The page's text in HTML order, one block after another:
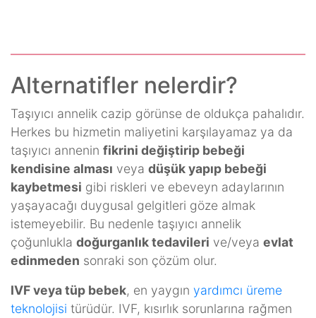
Alternatifler nelerdir?
Taşıyıcı annelik cazip görünse de oldukça pahalıdır.
Herkes bu hizmetin maliyetini karşılayamaz ya da
taşıyıcı annenin fikrini değiştirip bebeği
kendisine alması veya düşük yapıp bebeği
kaybetmesi gibi riskleri ve ebeveyn adaylarının
yaşayacağı duygusal gelgitleri göze almak
istemeyebilir. Bu nedenle taşıyıcı annelik
çoğunlukla doğurganlık tedavileri ve/veya evlat
edinmeden sonraki son çözüm olur.
IVF veya tüp bebek, en yaygın yardımcı üreme
teknolojisi türüdür. IVF, kısırlık sorunlarına rağmen